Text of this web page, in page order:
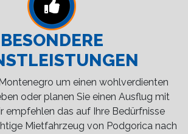
BESONDERE
um einen wohlverdienten
oder planen Sie einen Ausflug mit
empfehlen das auf Ihre Bedürfnisse
Mietfahrzeug von Podgorica nach